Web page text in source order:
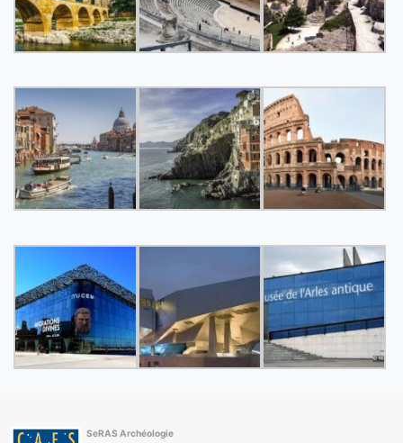
SeRAS Archéologie